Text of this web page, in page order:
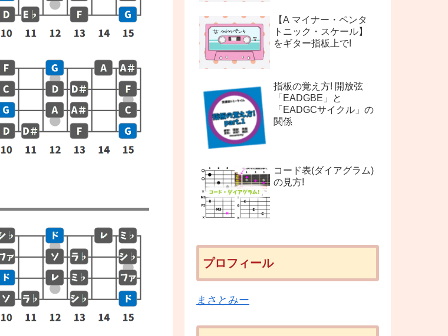
【A マイナー・ペンタ
トニック・スケール】
をギター指板上で!
指板の覚え方! 開放弦
「EADGBE」と
「EADGCサイクル」の
関係
コード表(ダイアグラム)
の見方!
プロフィール
まさとみー